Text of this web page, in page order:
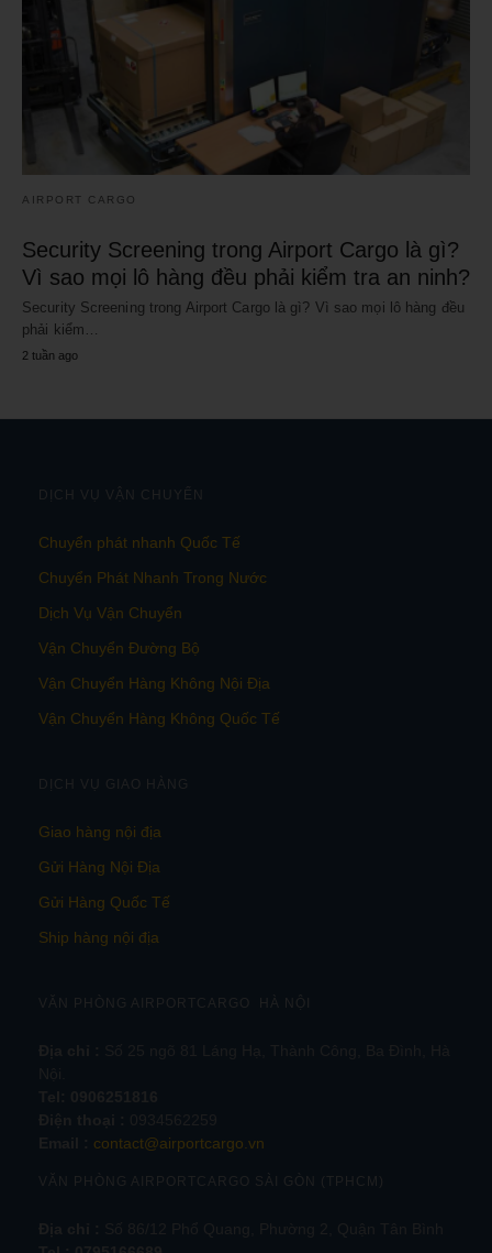
AIRPORT CARGO
Security Screening trong Airport Cargo là gì?
Vì sao mọi lô hàng đều phải kiểm tra an ninh?
Security Screening trong Airport Cargo là gì? Vì sao mọi lô hàng đều
phải kiểm…
2 tuần ago
DỊCH VỤ VẬN CHUYỂN
Chuyển phát nhanh Quốc Tế
Chuyển Phát Nhanh Trong Nước
Dịch Vụ Vận Chuyển
Vận Chuyển Đường Bộ
Vận Chuyển Hàng Không Nội Địa
Vận Chuyển Hàng Không Quốc Tế
DỊCH VỤ GIAO HÀNG
Giao hàng nội địa
Gửi Hàng Nội Địa
Gửi Hàng Quốc Tế
Ship hàng nội địa
VĂN PHÒNG AIRPORTCARGO HÀ NỘI
contact@airportcargo.vn
VĂN PHÒNG AIRPORTCARGO SÀI GÒN (TPHCM)